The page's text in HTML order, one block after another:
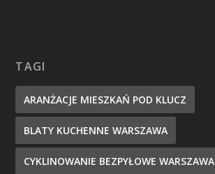
TAGI
ARANŻACJE MIESZKAŃ POD KLUCZ
BLATY KUCHENNE WARSZAWA
CYKLINOWANIE BEZPYŁOWE WARSZAWA